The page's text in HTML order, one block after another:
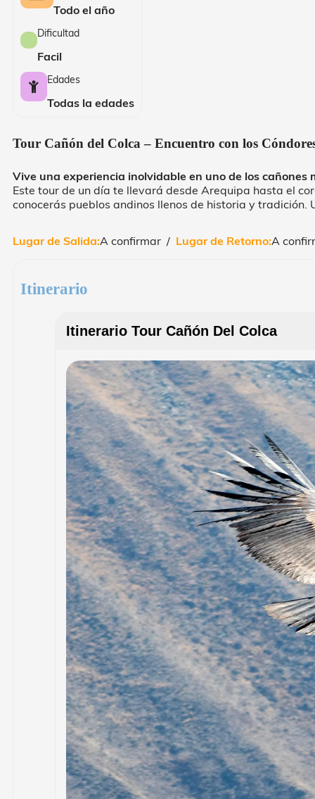
Todo el año
Dificultad
Facil
Edades
Todas la edades
Tour Cañón del Colca – Encuentro con los
Vive una experiencia inolvidable en uno de los cañones
Este tour de un día te llevará desde Arequipa hasta el
conocerás pueblos andinos llenos de historia y
Lugar de Salida:A confirmar / Lugar de Retorno:A
Itinerario
Itinerario Tour Cañón Del Colca